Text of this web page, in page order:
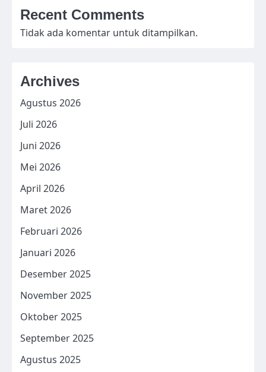
Recent Comments
Tidak ada komentar untuk ditampilkan.
Archives
Agustus 2026
Juli 2026
Juni 2026
Mei 2026
April 2026
Maret 2026
Februari 2026
Januari 2026
Desember 2025
November 2025
Oktober 2025
September 2025
Agustus 2025